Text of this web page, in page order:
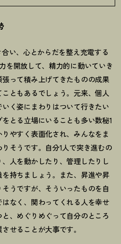
い、心とからだを整え充電する
を開放して、精力的に動いていき
って積み上げてきたものの成果
ともあるでしょう。元来、個人
く姿にまわりはついて行きたい
とる立場にいることも多い数秘1
やすく表面化され、みんなをま
りそうです。自分1人で突き進むの
人を動かしたり、管理したりし
持ちましょう。また、昇進や昇
うですが、そういったものを自
なく、関わってくれる人を幸せ
、めぐりめぐって自分のところ
せることが大事です。